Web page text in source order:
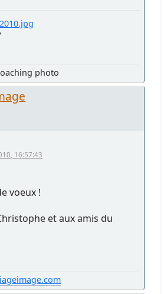
photo
16:57:43
voeux !
et aux amis du